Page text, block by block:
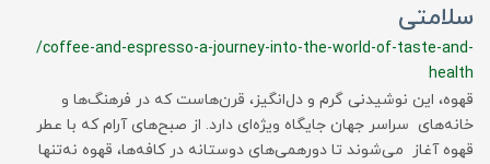
سلامتی
/coffee-and-espresso-a-journey-into-the-world-of-taste-and-
health
قهوه، این نوشیدنی گرم و دل‌انگیز، قرن‌هاست که در فرهنگ‌ها و
خانه‌های سراسر جهان جایگاه ویژه‌ای دارد. از صبح‌های آرام که با عطر
قهوه آغاز می‌شوند تا دورهمی‌های دوستانه در کافه‌ها، قهوه نه‌تنها